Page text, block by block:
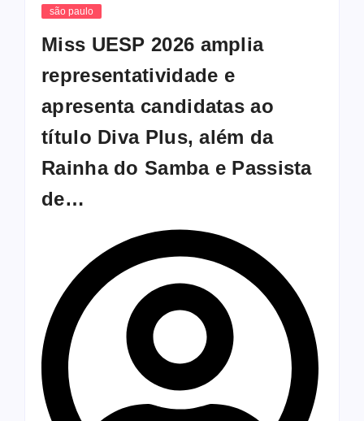
são paulo
Miss UESP 2026 amplia
representatividade e
apresenta candidatas ao
título Diva Plus, além da
Rainha do Samba e Passista
de…